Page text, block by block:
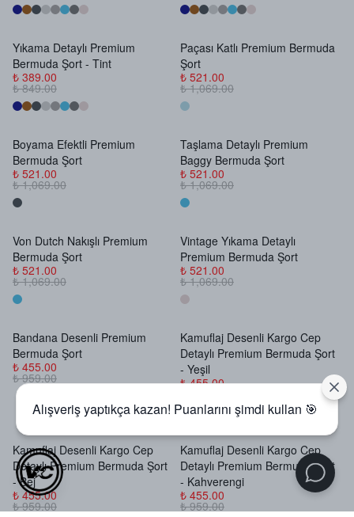
Stokta Yok
Yıkama Detaylı Premium
Bermuda Şort - Tint
₺ 389.00
₺ 849.00
Stokta Yok
Paçası Katlı Premium Bermuda
Şort
₺ 521.00
₺ 1,069.00
Stokta Yok
Boyama Efektli Premium
Bermuda Şort
₺ 521.00
₺ 1,069.00
Stokta Yok
Taşlama Detaylı Premium
Baggy Bermuda Şort
₺ 521.00
₺ 1,069.00
Stokta Yok
Von Dutch Nakışlı Premium
Bermuda Şort
₺ 521.00
₺ 1,069.00
Stokta Yok
Vintage Yıkama Detaylı
Premium Bermuda Şort
₺ 521.00
₺ 1,069.00
Stokta Yok
Bandana Desenli Premium
Bermuda Şort
₺ 455.00
₺ 959.00
Stokta Yok
Kamuflaj Desenli Kargo Cep
Detaylı Premium Bermuda Şort
- Yeşil
₺ 455.00
Stokta Yok
Kamuflaj Desenli Kargo Cep
Detaylı Premium Bermuda Şort
- Bej
₺ 455.00
₺ 959.00
Stokta Yok
Kamuflaj Desenli Kargo Cep
Detaylı Premium Bermuda Şort
- Kahverengi
₺ 455.00
₺ 959.00
Alışveriş yaptıkça kazan! Puanlarını şimdi kullan 🎯